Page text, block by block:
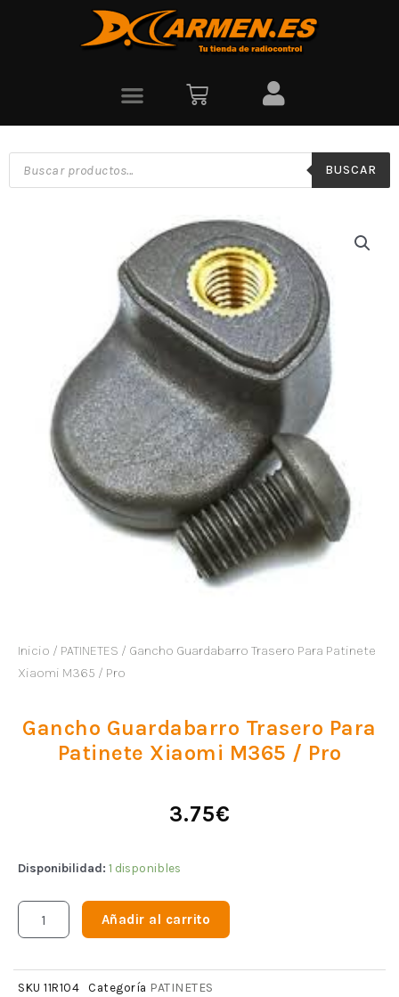
BUSCAR
Inicio / PATINETES / Gancho Guardabarro Trasero Para Patinete
Xiaomi M365 / Pro
Gancho Guardabarro Trasero Para
Patinete Xiaomi M365 / Pro
3.75€
Disponibilidad: 1 disponibles
Añadir al carrito
SKU 11R104 Categoría PATINETES